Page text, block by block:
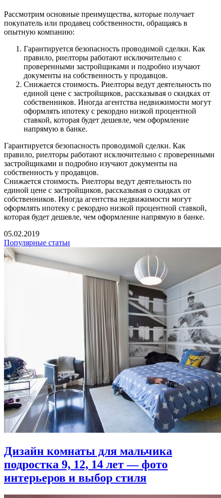
Рассмотрим основные преимущества, которые получает
покупатель или продавец собственности, обращаясь в
опытную компанию:
Гарантируется безопасность проводимой сделки. Как
правило, риелторы работают исключительно с
проверенными застройщиками и подробно изучают
документы на собственность у продавцов.
Снижается стоимость. Риелторы ведут деятельность по
единой цене с застройщиков, рассказывая о скидках от
собственников. Иногда агентства недвижимости могут
оформлять ипотеку с рекордно низкой процентной
ставкой, которая будет дешевле, чем оформление
напрямую в банке.
Гарантируется безопасность проводимой сделки. Как
правило, риелторы работают исключительно с проверенными
застройщиками и подробно изучают документы на
собственность у продавцов.
Снижается стоимость. Риелторы ведут деятельность по
единой цене с застройщиков, рассказывая о скидках от
собственников. Иногда агентства недвижимости могут
оформлять ипотеку с рекордно низкой процентной ставкой,
которая будет дешевле, чем оформление напрямую в банке.
05.02.2019
Популярные статьи
Дизайн комнаты для мальчика
подростка 9, 12, 14 лет — фото
интерьеров и выбор стиля